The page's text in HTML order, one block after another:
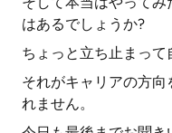
はあるでしょうか?
ちょっと立ち止まって
それがキャリアの方
れません。